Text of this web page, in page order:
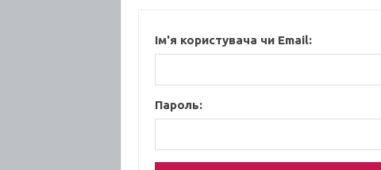
Ім'я користувача чи Email:
Пароль: